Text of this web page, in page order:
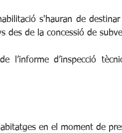
s'hauran de
des de la concessió de
l’informe d’inspecció
en el moment de